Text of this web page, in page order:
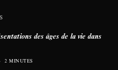
des âges de la vie dans
2 MINUTES